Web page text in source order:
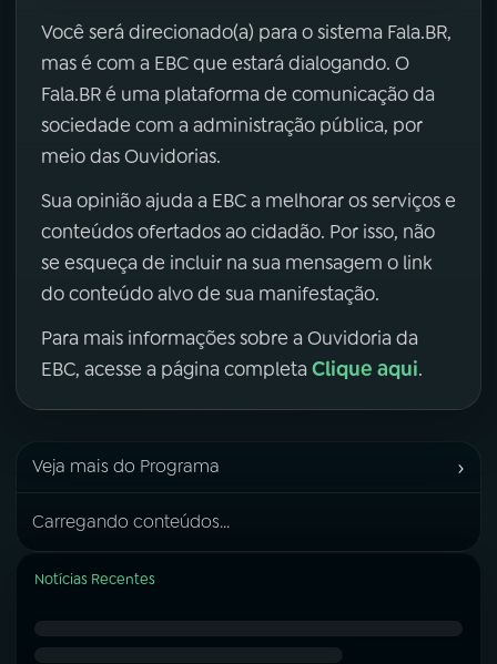
Você será direcionado(a) para o sistema Fala.BR,
mas é com a EBC que estará dialogando. O
Fala.BR é uma plataforma de comunicação da
sociedade com a administração pública, por
meio das Ouvidorias.
Sua opinião ajuda a EBC a melhorar os serviços e
conteúdos ofertados ao cidadão. Por isso, não
se esqueça de incluir na sua mensagem o link
do conteúdo alvo de sua manifestação.
Para mais informações sobre a Ouvidoria da
EBC, acesse a página completa Clique aqui.
Veja mais do Programa ›
Carregando conteúdos...
Notícias Recentes